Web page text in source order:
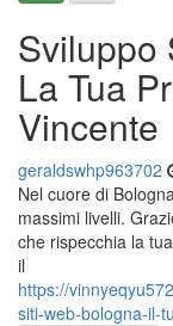
Sviluppo
La Tua
Vincente
geraldswhp963702
Nel cuore di
massimi livelli.
che rispecchia la
il
https://
siti-web-bologna-il-